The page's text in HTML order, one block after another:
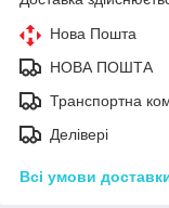
Нова Пошта
НОВА ПОШТА
Транспортна
Делівері
Всі умови